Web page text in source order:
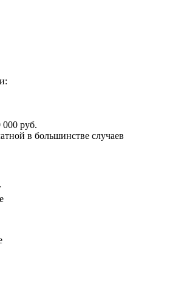
руб.
в большинстве случаев